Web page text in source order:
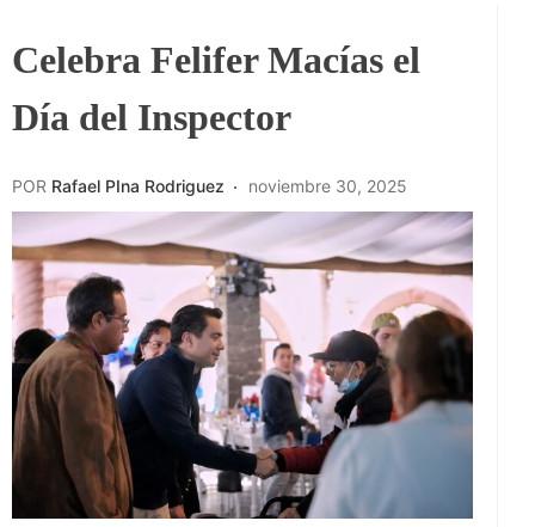
Celebra Felifer Macías el
Día del Inspector
POR Rafael PIna Rodriguez noviembre 30, 2025